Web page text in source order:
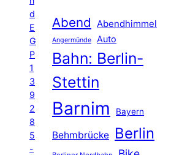
d
E
G
P
1
3
9
2
8
5
-
Abend Abendhimmel
Angermünde Auto
Bahn: Berlin-
Stettin
Barnim Bayern
Behmbrücke Berlin